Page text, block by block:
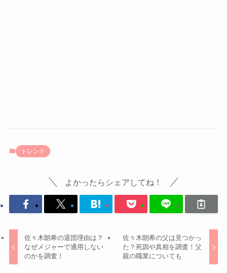
トレンド
よかったらシェアしてね！
佐々木朗希の退団理由は？
なぜメジャーで通用しない
のかを調査！
佐々木朗希の父は見つかっ
た？死因や真相を調査！父
親の職業についても